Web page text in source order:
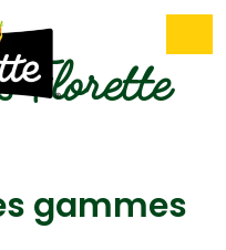
Florette
gammes